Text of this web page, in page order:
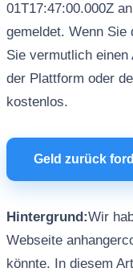
01T17:47:00.000Z
gemeldet. Wenn Sie
Sie vermutlich einen
der Plattform oder
kostenlos.
Geld zurück
Hintergrund:Wir
Webseite
könnte. In diesem